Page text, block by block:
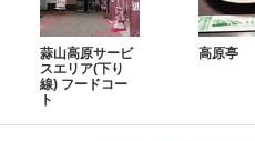
蒜山高原サービ
スエリア(下り
線) フードコー
ト
高原亭